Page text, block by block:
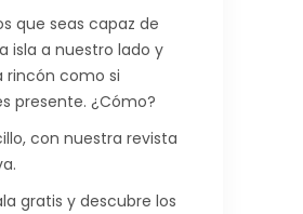
que seas capaz de
isla a nuestro lado y
rincón como si
presente. ¿Cómo?
con nuestra revista
gratis y descubre los